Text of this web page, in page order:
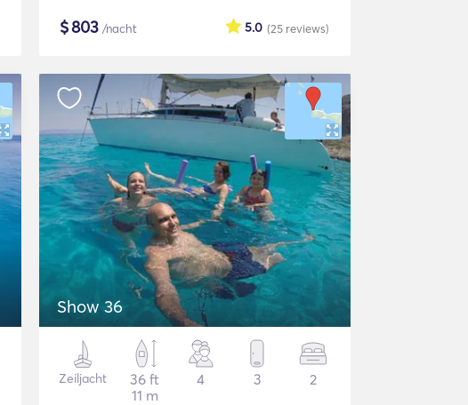
$803 /nacht (25 reviews)
5.0
Show 36
Zeiljacht
36 ft
11 m
4 3 2